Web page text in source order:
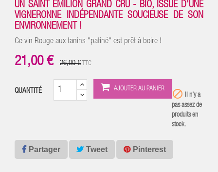
UN SAINT EMILION GRAND CRU - BIO, ISSUE D'UNE
VIGNERONNE INDÉPENDANTE SOUCIEUSE DE SON
ENVIRONNEMENT !
Ce vin Rouge aux tanins "patiné" est prêt à boire !
21,00 € 26,00 € TTC
QUANTITÉ AJOUTER AU PANIER  Il n'y a
pas assez de
produits en
stock.
Partager Tweet Pinterest